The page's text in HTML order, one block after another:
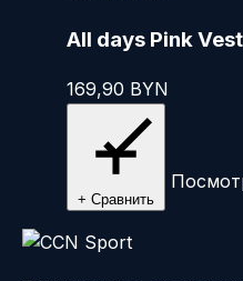
All days Pink
169,90 BYN
+ Сравнить